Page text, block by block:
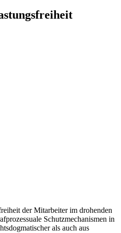
der Mitarbeiter im drohenden
Schutzmechanismen in
als auch aus